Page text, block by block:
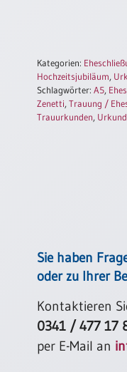
Bücher
Broschüren
Urkundenscheine
Kategorien:
Hochzeitsjubiläum,
Schlagwörter:A5,
Zenetti,Trauung /
Trauurkunden,
Sie haben
oder zu Ihrer
Kontaktieren
0341 / 477 17
per E-Mail an